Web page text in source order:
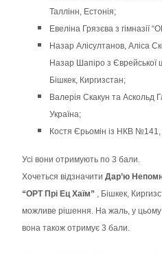
Таллінн, Естонія;
Евеліна Грязєва з гімназії
Назар Алісултанов, Аліса
Назар Шапіро з Єврейської
Бішкек, Киргизстан;
Валерія Скакун та Аскольд
Україна;
Костя Єрьомін із НКВ №141,
Усі вони отримують по 3 бали.
Хочеться відзначити Дар’ю
“ОРТ Прі Ец Хаїм” , Бішкек,
можливе рішення. На жаль, у цьому
вона також отримує 3 бали.